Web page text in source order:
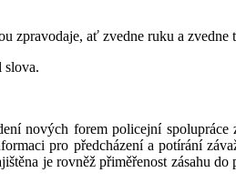
zpravodaje, ať zvedne ruku a
slova.
nových forem policejní
pro předcházení a potírání
je rovněž přiměřenost zásahu